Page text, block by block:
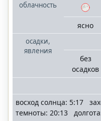
облачность
осадки,
явления
ясно
без
осадков
восход солнца: 5:17
темноты: 20:13